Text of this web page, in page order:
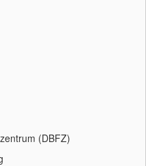
(DBFZ)